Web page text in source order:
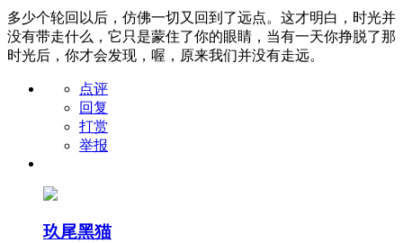
多少个轮回以后，仿佛一切又回到了远点。这才明白，时光并
没有带走什么，它只是蒙住了你的眼睛，当有一天你挣脱了那
时光后，你才会发现，喔，原来我们并没有走远。
点评
回复
打赏
举报
玖尾黑猫